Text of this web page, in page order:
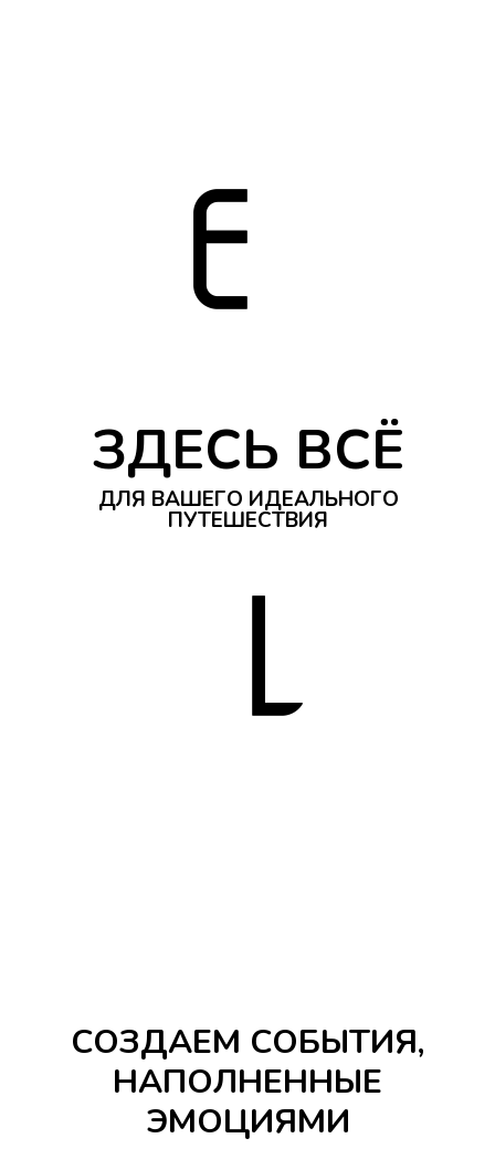
ЗДЕСЬ ВСЁ
ДЛЯ ВАШЕГО ИДЕАЛЬНОГО
ПУТЕШЕСТВИЯ
СОЗДАЕМ СОБЫТИЯ,
НАПОЛНЕННЫЕ
ЭМОЦИЯМИ